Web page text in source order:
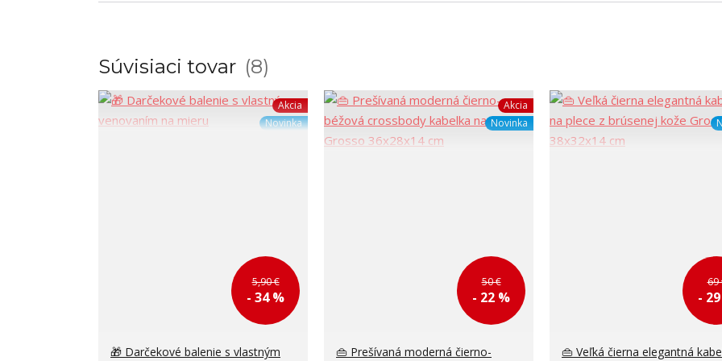
Súvisiaci tovar 8
Akcia
Novinka
5,90 €
- 34 %
🎁 Darčekové balenie s vlastným
Akcia
Novinka
50 €
- 22 %
👜 Prešívaná moderná čierno-
69
-
👜 Veľká čierna elegantná